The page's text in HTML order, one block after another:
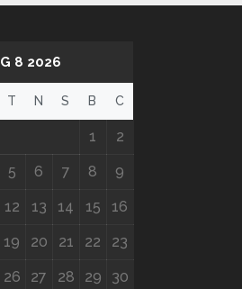
8 2026
T N S B C
1 2
5 6 7 8 9
12 13 14 15 16
19 20 21 22 23
26 27 28 29 30